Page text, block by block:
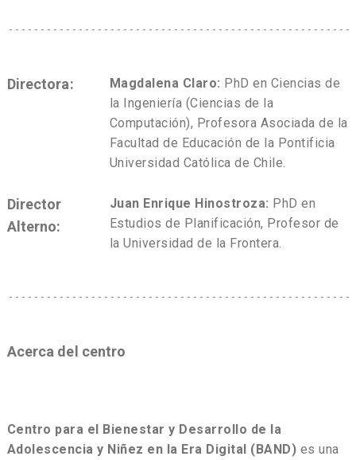
Directora: Magdalena Claro: PhD en Ciencias de
la Ingeniería (Ciencias de la
Computación), Profesora Asociada de la
Facultad de Educación de la Pontificia
Universidad Católica de Chile.
Director
Alterno:
Juan Enrique Hinostroza: PhD en
Estudios de Planificación, Profesor de
la Universidad de la Frontera.
Acerca del centro
Centro para el Bienestar y Desarrollo de la
Adolescencia y Niñez en la Era Digital (BAND) es una